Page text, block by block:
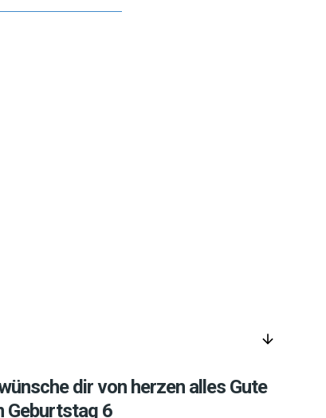
arrow_downward
dir von herzen alles Gute
Geburtstag 6